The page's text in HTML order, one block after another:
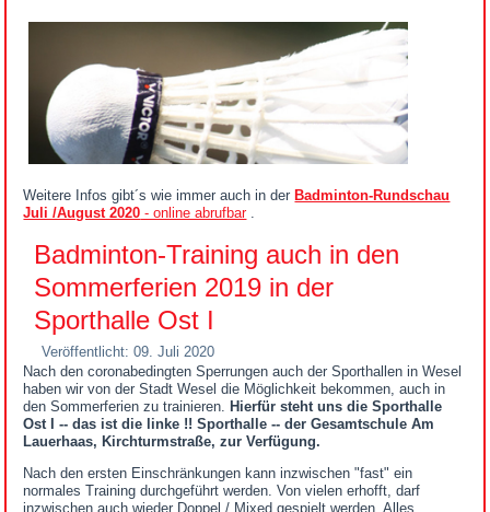
Weitere Infos gibt´s wie immer auch in der Badminton-Rundschau
Juli /August 2020 - online abrufbar.
Badminton-Training auch in den
Sommerferien 2019 in der
Sporthalle Ost I
Veröffentlicht: 09. Juli 2020
Nach den coronabedingten Sperrungen auch der Sporthallen in Wesel
haben wir von der Stadt Wesel die Möglichkeit bekommen, auch in
den Sommerferien zu trainieren. Hierfür steht uns die Sporthalle
Ost I -- das ist die linke !! Sporthalle -- der Gesamtschule Am
Lauerhaas, Kirchturmstraße, zur Verfügung.
Nach den ersten Einschränkungen kann inzwischen "fast" ein
normales Training durchgeführt werden. Von vielen erhofft, darf
inzwischen auch wieder Doppel / Mixed gespielt werden. Alles